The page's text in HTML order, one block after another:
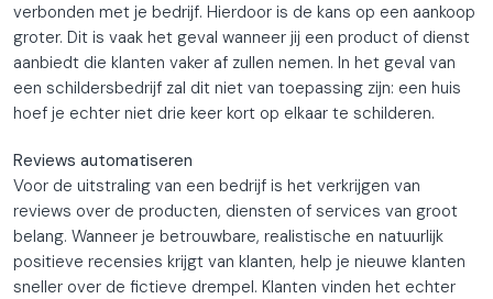
verbonden met je bedrijf. Hierdoor is de kans op een aankoop
groter. Dit is vaak het geval wanneer jij een product of dienst
aanbiedt die klanten vaker af zullen nemen. In het geval van
een schildersbedrijf zal dit niet van toepassing zijn: een huis
hoef je echter niet drie keer kort op elkaar te schilderen.
Reviews automatiseren
Voor de uitstraling van een bedrijf is het verkrijgen van
reviews over de producten, diensten of services van groot
belang. Wanneer je betrouwbare, realistische en natuurlijk
positieve recensies krijgt van klanten, help je nieuwe klanten
sneller over de fictieve drempel. Klanten vinden het echter